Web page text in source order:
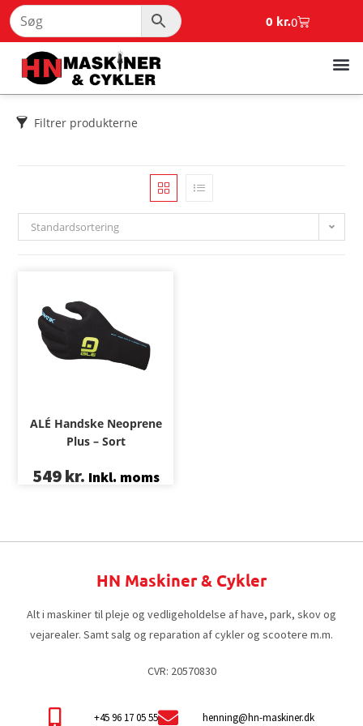
0 kr.0
Filtrer produkterne
Standardsortering
ALÉ Handske Neoprene
Plus – Sort
549kr. Inkl. moms
HN Maskiner & Cykler
Alt i maskiner til pleje og vedligeholdelse af have, park, skov og
vejarealer. Samt salg og reparation af cykler og scootere m.m.
CVR: 20570830
+45 96 17 05 55 henning@hn-maskiner.dk